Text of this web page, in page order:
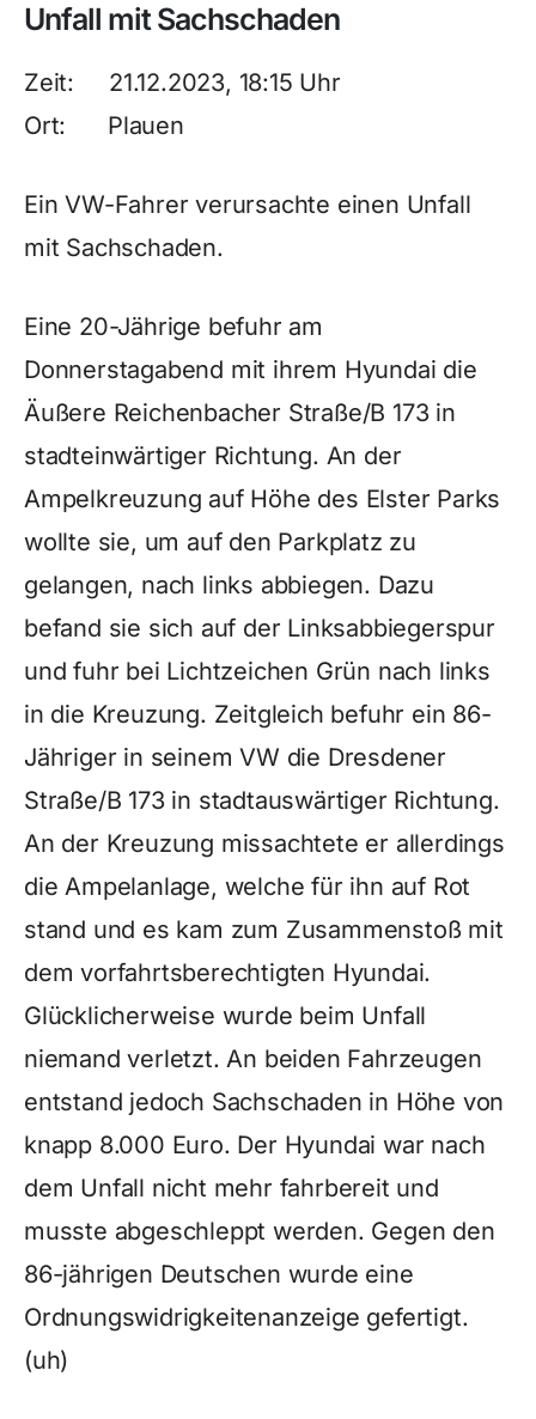
Unfall mit Sachschaden
Zeit: 21.12.2023, 18:15 Uhr
Ort: Plauen
Ein VW-Fahrer verursachte einen Unfall
mit Sachschaden.
Eine 20-Jährige befuhr am
Donnerstagabend mit ihrem Hyundai die
Äußere Reichenbacher Straße/B 173 in
stadteinwärtiger Richtung. An der
Ampelkreuzung auf Höhe des Elster Parks
wollte sie, um auf den Parkplatz zu
gelangen, nach links abbiegen. Dazu
befand sie sich auf der Linksabbiegerspur
und fuhr bei Lichtzeichen Grün nach links
in die Kreuzung. Zeitgleich befuhr ein 86-
Jähriger in seinem VW die Dresdener
Straße/B 173 in stadtauswärtiger Richtung.
An der Kreuzung missachtete er allerdings
die Ampelanlage, welche für ihn auf Rot
stand und es kam zum Zusammenstoß mit
dem vorfahrtsberechtigten Hyundai.
Glücklicherweise wurde beim Unfall
niemand verletzt. An beiden Fahrzeugen
entstand jedoch Sachschaden in Höhe von
knapp 8.000 Euro. Der Hyundai war nach
dem Unfall nicht mehr fahrbereit und
musste abgeschleppt werden. Gegen den
86-jährigen Deutschen wurde eine
Ordnungswidrigkeitenanzeige gefertigt.
(uh)